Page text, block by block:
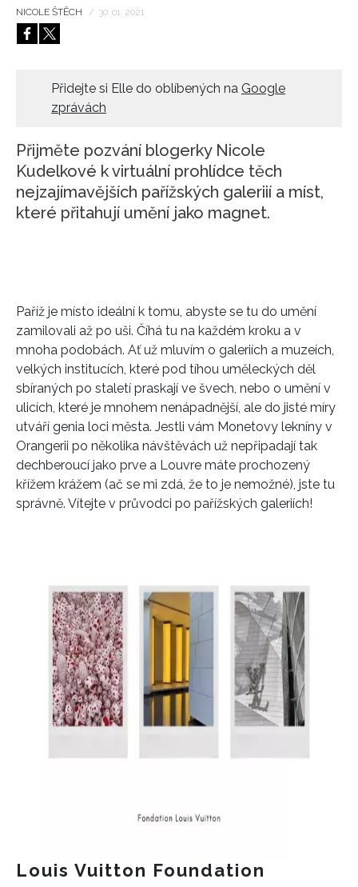
HOME
NICOLE ŠTĚCH / 30. 01. 2021
Přidejte si Elle do oblíbených na Google
zprávách
Přijměte pozvání blogerky Nicole
Kudelkové k virtuální prohlídce těch
nejzajímavějších pařížských galeriií a míst,
které přitahují umění jako magnet.
Paříž je místo ideální k tomu, abyste se tu do umění
zamilovali až po uši. Číhá tu na každém kroku a v
mnoha podobách. Ať už mluvím o galeriích a muzeích,
velkých institucích, které pod tíhou uměleckých děl
sbíraných po staletí praskají ve švech, nebo o umění v
ulicích, které je mnohem nenápadnější, ale do jisté míry
utváří genia loci města. Jestli vám Monetovy lekníny v
Orangerii po několika návštěvách už nepřipadají tak
dechberoucí jako prve a Louvre máte prochozený
křížem krážem (ač se mi zdá, že to je nemožné), jste tu
správně. Vítejte v průvodci po pařížských galeriích!
Louis Vuitton Foundation